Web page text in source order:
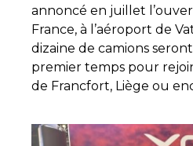
annoncé en juillet
France, à l’aéroport de
dizaine de camions
premier temps pour
de Francfort, Liège ou